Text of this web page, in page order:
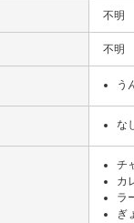
不明
不明
う
な
チ
カ
ラ
ぎ